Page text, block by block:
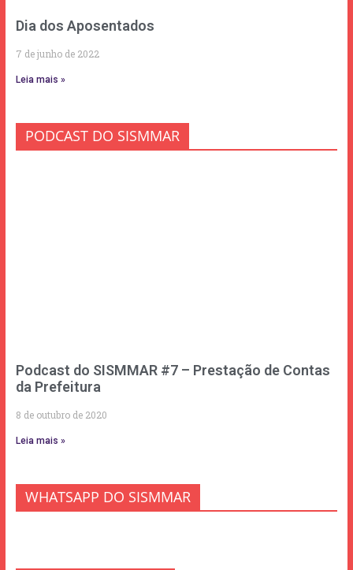
Dia dos Aposentados
7 de junho de 2022
Leia mais »
PODCAST DO SISMMAR
Podcast do SISMMAR #7 – Prestação de Contas
da Prefeitura
8 de outubro de 2020
Leia mais »
WHATSAPP DO SISMMAR